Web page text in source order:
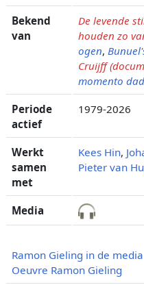
Bekend
van
De levende
houden zo
ogen,
Cruijff
momento
Periode
actief
1979-2026
Werkt
samen
met
Kees Hin,
Pieter van
Media
Ramon Gieling in de media
Oeuvre Ramon Gieling